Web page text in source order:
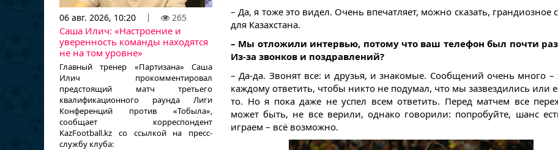
06 авг. 2026, 10:20 265
Саша Илич: «Настроение и
уверенность команды находятся
не на том уровне»
Главный тренер «Партизана» Саша
Илич прокомментировал
предстоящий матч третьего
квалификационного раунда Лиги
Конференций против «Тобыла»,
сообщает корреспондент
KazFootball.kz со ссылкой на пресс-
службу клуба:
– Да, я тоже это видел. Очень впечатляет, можно сказать, грандиозное
для Казахстана.
– Мы отложили интервью, потому что ваш телефон был почти
Из-за звонков и поздравлений?
– Да-да. Звонят все: и друзья, и знакомые. Сообщений очень много –
каждому ответить, чтобы никто не подумал, что мы зазвездились или
то. Но я пока даже не успел всем ответить. Перед матчем все
может быть, не все верили, однако говорили: попробуйте, шанс
играем – всё возможно.